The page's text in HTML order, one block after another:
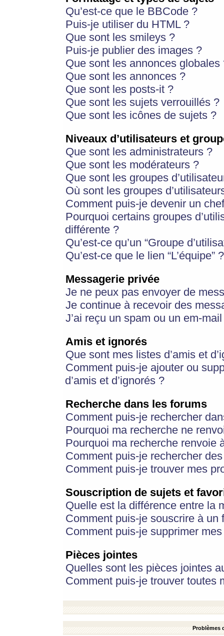
Qu’est-ce que le BBCode ?
Puis-je utiliser du HTML ?
Que sont les smileys ?
Puis-je publier des images ?
Que sont les annonces globales
Que sont les annonces ?
Que sont les posts-it ?
Que sont les sujets verrouillés ?
Que sont les icônes de sujets ?
Niveaux d’utilisateurs et
Que sont les administrateurs ?
Que sont les modérateurs ?
Que sont les groupes
Où sont les groupes
Comment puis-je devenir un
Pourquoi certains groupes
différente ?
Qu’est-ce qu’un “Groupe
Qu’est-ce que le lien “L’équipe” ?
Messagerie privée
Je ne peux pas envoyer de
Je continue à recevoir des
J’ai reçu un spam ou un em-
Amis et ignorés
Que sont mes listes d’amis et
Comment puis-je ajouter ou
d’amis et d’ignorés ?
Recherche dans les forums
Comment puis-je rechercher
Pourquoi ma recherche ne
Pourquoi ma recherche renvoie
Comment puis-je rechercher
Comment puis-je trouver mes
Souscription de sujets et
Quelle est la différence entre la
Comment puis-je souscrire à
Comment puis-je supprimer
Pièces jointes
Quelles sont les pièces jointes
Comment puis-je trouver toutes
Problèmes